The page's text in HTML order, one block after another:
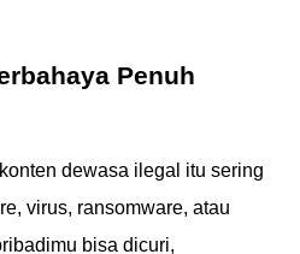
Penuh
dewasa ilegal itu sering
virus, ransomware, atau
bisa dicuri,